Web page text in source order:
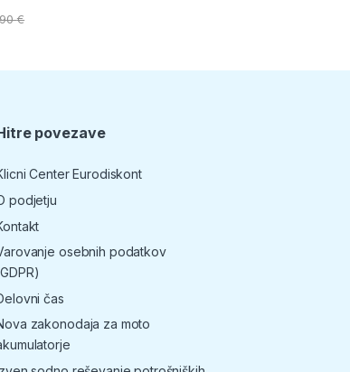
€
povezave
Center Eurodiskont
podjetju
osebnih podatkov
čas
zakonodaja za moto